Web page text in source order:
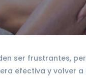
ser frustrantes,
efectiva y volver